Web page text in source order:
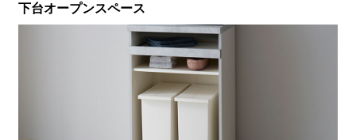
下台オープンスペース